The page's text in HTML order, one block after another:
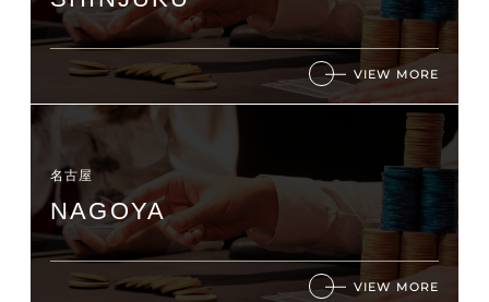
VIEW MORE
名古屋
NAGOYA
VIEW MORE